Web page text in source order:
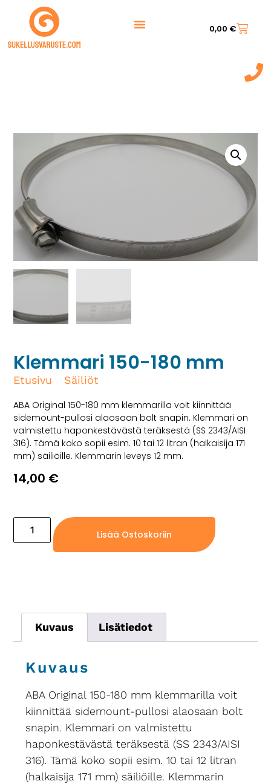
0,00 €
Klemmari 150-180 mm
Etusivu Säiliöt
ABA Original 150-180 mm klemmarilla voit kiinnittää
sidemount-pullosi alaosaan bolt snapin. Klemmari on
valmistettu haponkestävästä teräksestä (SS 2343/AISI
316). Tämä koko sopii esim. 10 tai 12 litran (halkaisija 171
mm) säiliöille. Klemmarin leveys 12 mm.
14,00 €
Lisää Ostoskoriin
Kuvaus Lisätiedot
Kuvaus
ABA Original 150-180 mm klemmarilla voit
kiinnittää sidemount-pullosi alaosaan bolt
snapin. Klemmari on valmistettu
haponkestävästä teräksestä (SS 2343/AISI
316). Tämä koko sopii esim. 10 tai 12 litran
(halkaisija 171 mm) säiliöille. Klemmarin